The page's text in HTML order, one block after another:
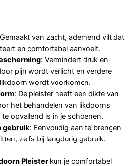
van zacht, ademend vilt dat
en comfortabel aanvoelt.
: Vermindert druk en
pijn wordt verlicht en verdere
wordt voorkomen.
: De pleister heeft een dikte van
het behandelen van likdoorns
opvallend is in je schoenen.
gebruik: Eenvoudig aan te brengen
zelfs bij langdurig gebruik.
Pleister kun je comfortabel